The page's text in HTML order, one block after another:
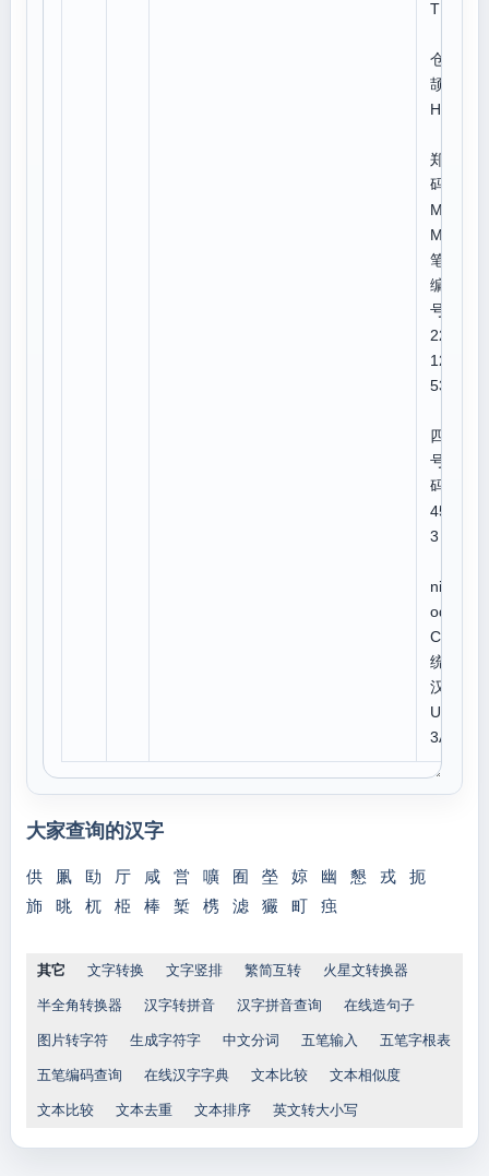
TRY
仓
颉:T
HQI
郑
码:E
MH
M
笔顺
编
号:1
223
121
534
四角
号
码:4
455
3
niC
ode:
CJK
统一
汉字
U+8
3AA
大家查询的汉字
供 凲 劻 厅 咸 営 嚝 囿 塋 婛 幽 懇 戎
扼
斾
晀 杌 栕 棒 椠 槜 滤 玁 町 痋
其它 文字转换 文字竖排 繁简互转 火星文转换器
半全角转换器 汉字转拼音 汉字拼音查询 在线造句子
图片转字符 生成字符字 中文分词 五笔输入 五笔字根表
五笔编码查询 在线汉字字典 文本比较 文本相似度
文本比较 文本去重 文本排序 英文转大小写